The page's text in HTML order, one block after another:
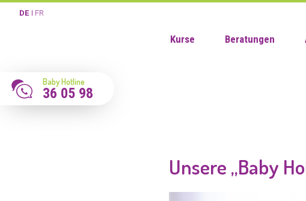
DE FR
Kurse Beratungen
Baby Hotline
36 05 98
Unsere „Baby